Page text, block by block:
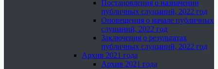
Постановления о назначении
публичных слушаний, 2022 год
Оповещения о начале публичных
слушаний, 2022 год
Заключения о результатах
публичных слушаний, 2022 год
Архив 2021 года
Архив 2021 года